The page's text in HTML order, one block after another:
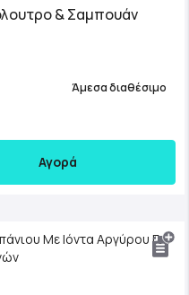
& Σαμπουάν
Άμεσα διαθέσιμο
Αγορά